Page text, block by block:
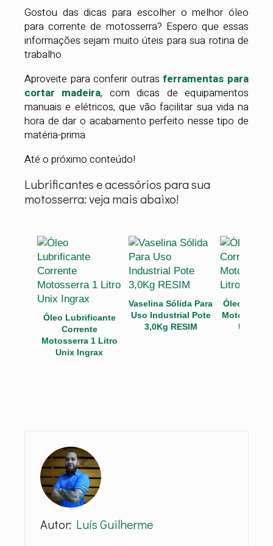
Gostou das dicas para escolher o melhor óleo
para corrente de motosserra? Espero que essas
informações sejam muito úteis para sua rotina de
trabalho.
Aproveite para conferir outrasferramentas para
cortar madeira, com dicas de equipamentos
manuais e elétricos, que vão facilitar sua vida na
hora de dar o acabamento perfeito nesse tipo de
matéria-prima.
Até o próximo conteúdo!
Lubrificantes e acessórios para sua
motosserra: veja mais abaixo!
Óleo Lubrificante
Corrente
Motosserra 1 Litro
Unix Ingrax
Vaselina Sólida Para
Uso Industrial Pote
3,0Kg RESIM
Óleo para
Motosserra
Unix
Autor: Luís Guilherme